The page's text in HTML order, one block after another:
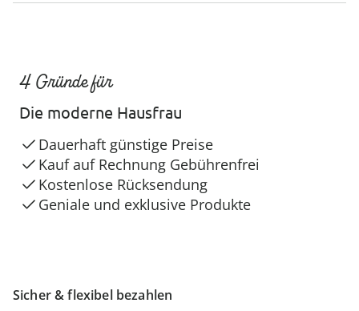
Sicher & flexibel bezahlen
4 Gründe für
Die moderne Hausfrau
Dauerhaft günstige Preise
Kauf auf Rechnung Gebührenfrei
Kostenlose Rücksendung
Geniale und exklusive Produkte